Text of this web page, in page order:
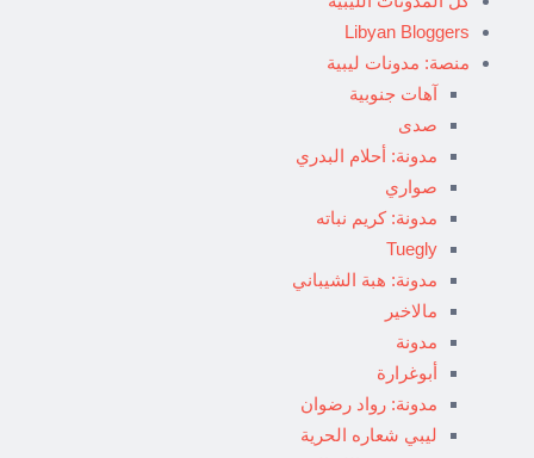
Libyan Bloggers
منصة: مدونات ليبية
آهات جنوبية
صدى
مدونة: أحلام البدري
صواري
مدونة: كريم نباته
Tuegly
مدونة: هبة الشيباني
مالاخير
مدونة
أبوغرارة
مدونة: رواد رضوان
ليبي شعاره الحرية